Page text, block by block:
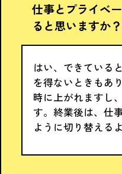
仕事とプライベ
ると思いますか？
はい、できている
を得ないときもあ
時に上がれますし
す。終業後は、仕
ように切り替える